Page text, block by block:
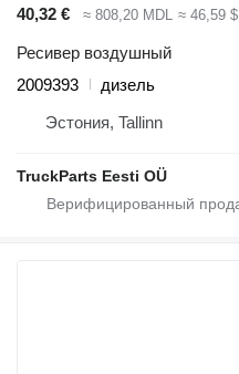
40,32 € ≈ 808,20 MDL ≈ 46,59 $
Ресивер воздушный
2009393
дизель
Эстония, Tallinn
TruckParts Eesti OÜ